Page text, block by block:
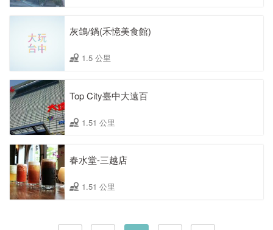
灰鴿/鍋(禾憶美食館)
1.5 公里
Top City臺中大遠百
1.51 公里
春水堂-三越店
1.51 公里